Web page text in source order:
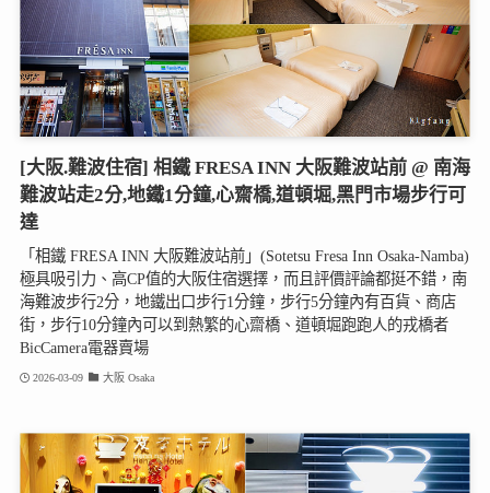
[大阪.難波住宿] 相鐵 FRESA INN 大阪難波站前 @ 南海
難波站走2分,地鐵1分鐘,心齋橋,道頓堀,黑門市場步行可
達
「相鐵 FRESA INN 大阪難波站前」(Sotetsu Fresa Inn Osaka-Namba)
極具吸引力、高CP值的大阪住宿選擇，而且評價評論都挺不錯，南
海難波步行2分，地鐵出口步行1分鐘，步行5分鐘內有百貨、商店
街，步行10分鐘內可以到熱繁的心齋橋、道頓堀跑跑人的戎橋者
BicCamera電器賣場
2026-03-09 大阪 Osaka